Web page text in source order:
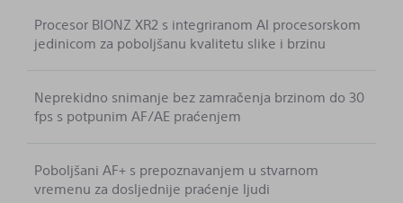
Procesor BIONZ XR2 s integriranom AI procesorskom
jedinicom za poboljšanu kvalitetu slike i brzinu
Neprekidno snimanje bez zamračenja brzinom do 30
fps s potpunim AF/AE praćenjem
Poboljšani AF+ s prepoznavanjem u stvarnom
vremenu za dosljednije praćenje ljudi